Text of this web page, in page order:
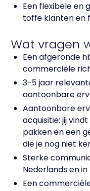
Een flexibele en
toffe klanten en
Wat vragen
Een afgeronde
commerciële
3-5 jaar
aantoonbare
Aantoonbare
acquisitie: jij
pakken en een
die je nog niet
Sterke
Nederlands en in
Een